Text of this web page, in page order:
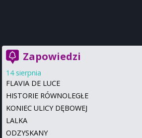
Zapowiedzi
14 sierpnia
FLAVIA DE LUCE
HISTORIE RÓWNOLEGŁE
KONIEC ULICY DĘBOWEJ
LALKA
ODZYSKANY